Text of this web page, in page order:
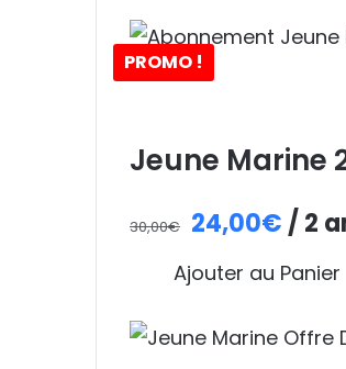
PROMO !
Jeune Marine
30,00€ Le
prix
était :
24,00€ Le
prix
est :
/ 2
Ajouter au Panier